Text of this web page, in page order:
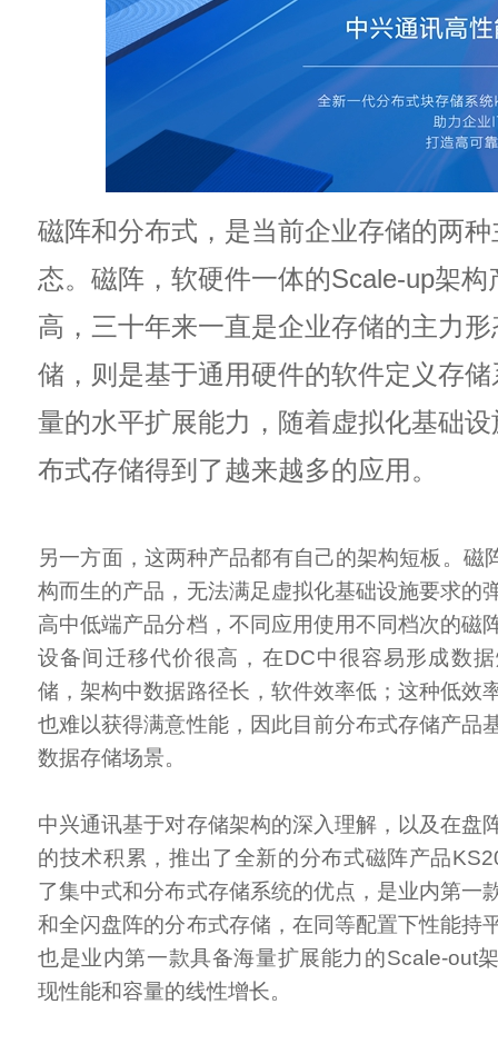
磁阵和分布式，是当前企业存储的两
态。磁阵，软硬件一体的Scale-up架构
高，三十年来一直是企业存储的主力
储，则是基于通用硬件的软件定义存
量的水平扩展能力，随着虚拟化基础
布式存储得到了越来越多的应用。
另一方面，这两种产品都有自己的架构短板。磁
构而生的产品，无法满足虚拟化基础设施要求的
高中低端产品分档，不同应用使用不同档次的磁
设备间迁移代价很高，在DC中很容易形成数
储，架构中数据路径长，软件效率低；这种低效
也难以获得满意性能，因此目前分布式存储产品
数据存储场景。
中兴通讯基于对存储架构的深入理解，以及在盘
的技术积累，推出了全新的分布式磁阵产品
了集中式和分布式存储系统的优点，是业内第一
和全闪盘阵的分布式存储，在同等配置下性能持
也是业内第一款具备海量扩展能力的Scale-out
现性能和容量的线性增长。